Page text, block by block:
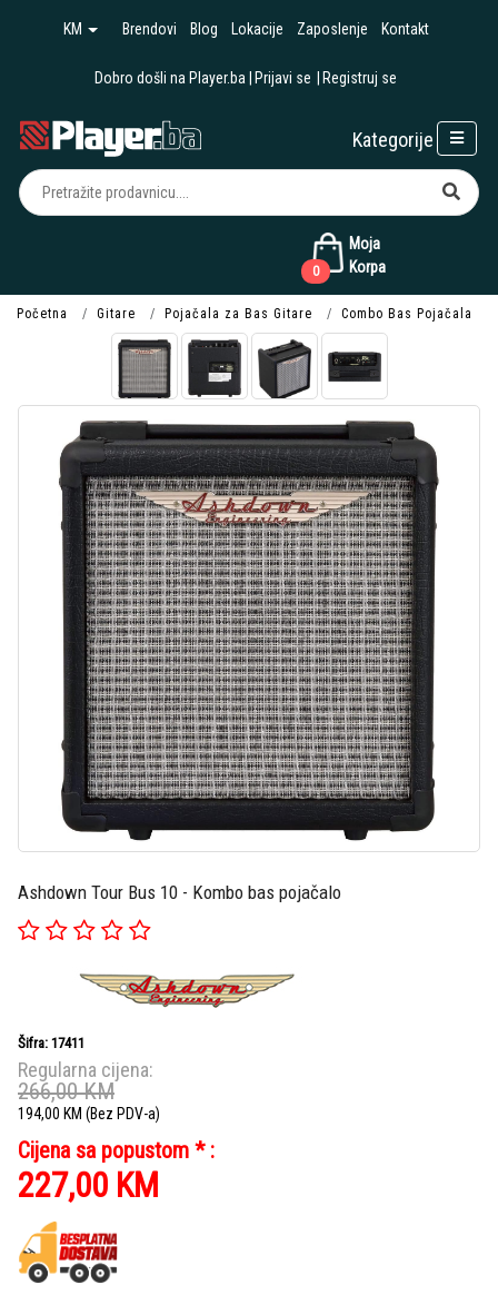
KM Brendovi Blog Lokacije Zaposlenje Kontakt
Dobro došli na Player.ba Prijavi se Registruj se
Moja
Korpa
0
Kategorije
Početna Gitare Pojačala za Bas Gitare Combo Bas Pojačala
Ashdown Tour Bus 10 - Kombo bas pojačalo
Šifra: 17411
Regularna cijena:
266,00KM
194,00 KM (Bez PDV-a)
Cijena sa popustom * :
227,00 KM